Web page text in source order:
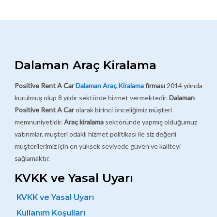
Dalaman Araç Kiralama
Positive Rent A CarDalaman Araç Kiralamafirması 2014 yılında
kurulmuş olup 8 yıldır sektörde hizmet vermektedir.Dalaman
Positive Rent A Carolarak birinci önceliğimiz müşteri
memnuniyetidir.Araç kiralama sektöründe yapmış olduğumuz
yatırımlar, müşteri odaklı hizmet politikası ile siz değerli
müşterilerimiz için en yüksek seviyede güven ve kaliteyi
sağlamaktır.
KVKK ve Yasal Uyarı
KVKK ve Yasal Uyarı
Kullanım Koşulları